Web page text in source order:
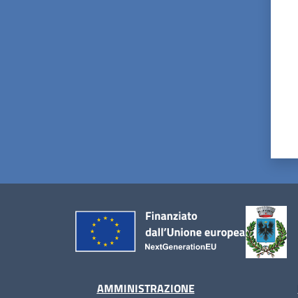
AMMINISTRAZIONE